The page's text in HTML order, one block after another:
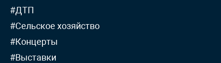
#ДТП
#Сельское хозяйство
#Концерты
#Выставки